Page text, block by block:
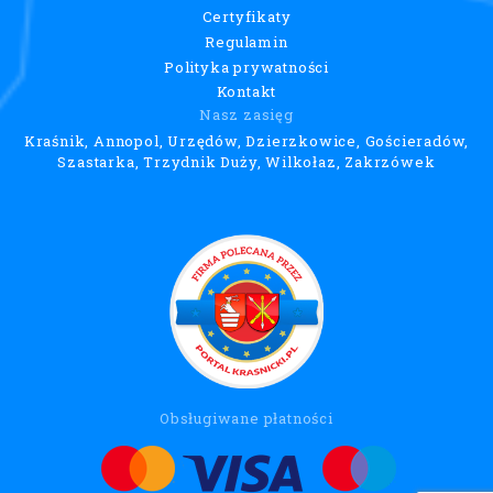
Certyfikaty
Regulamin
Polityka prywatności
Kontakt
Nasz zasięg
Kraśnik, Annopol, Urzędów, Dzierzkowice, Gościeradów,
Szastarka, Trzydnik Duży, Wilkołaz, Zakrzówek
Obsługiwane płatności